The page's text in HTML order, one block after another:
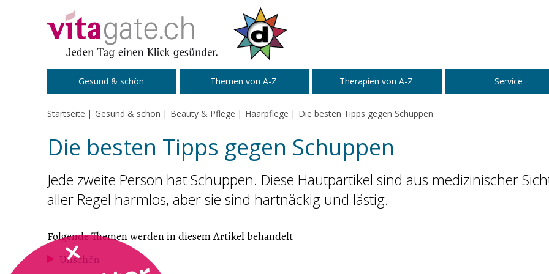
Gesund & schön Themen von A-Z Therapien von A-Z Service
Startseite Gesund & schön Beauty & Pflege Haarpflege Die besten Tipps gegen Schuppen
Die besten Tipps gegen Schuppen
Jede zweite Person hat Schuppen. Diese Hautpartikel sind aus medizinischer
aller Regel harmlos, aber sie sind hartnäckig und lästig.
Folgende Themen werden in diesem Artikel behandelt
Unschön